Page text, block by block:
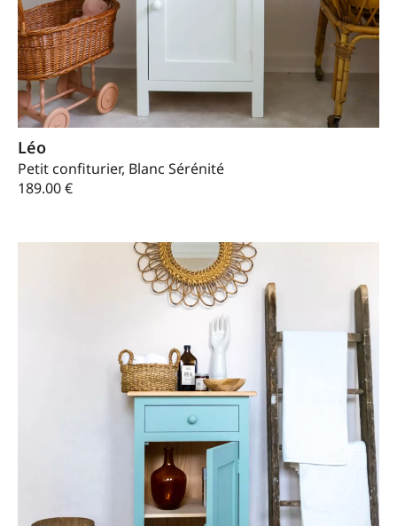
Léo
Petit confiturier, Blanc Sérénité
189.00€